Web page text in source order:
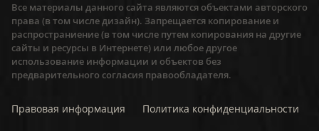
Все материалы данного сайта являются объектами авторского
права (в том числе дизайн). Запрещается копирование и
распространиение (в том числе путем копирования на другие
сайты и ресурсы в Интернете) или любое другое
использование информации и объектов без
предварительного согласия правообладателя.
Правовая информация Политика конфиденциальности